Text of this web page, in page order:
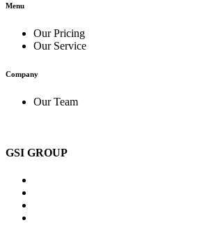
Menu
Our Pricing
Our Service
Company
Our Team
GSI GROUP